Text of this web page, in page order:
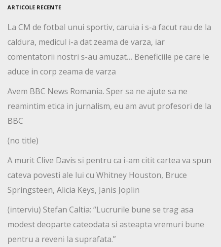
ARTICOLE RECENTE
La CM de fotbal unui sportiv, caruia i s-a facut rau de la
caldura, medicul i-a dat zeama de varza, iar
comentatorii nostri s-au amuzat… Beneficiile pe care le
aduce in corp zeama de varza
Avem BBC News Romania. Sper sa ne ajute sa ne
reamintim etica in jurnalism, eu am avut profesori de la
BBC
(no title)
A murit Clive Davis si pentru ca i-am citit cartea va spun
cateva povesti ale lui cu Whitney Houston, Bruce
Springsteen, Alicia Keys, Janis Joplin
(interviu) Stefan Caltia: “Lucrurile bune se trag asa
modest deoparte cateodata si asteapta vremuri bune
pentru a reveni la suprafata.”